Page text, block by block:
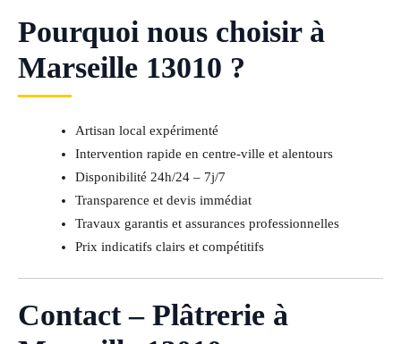
Pourquoi nous choisir à
Marseille 13010 ?
Artisan local expérimenté
Intervention rapide en centre-ville et alentours
Disponibilité 24h/24 – 7j/7
Transparence et devis immédiat
Travaux garantis et assurances professionnelles
Prix indicatifs clairs et compétitifs
Contact – Plâtrerie à